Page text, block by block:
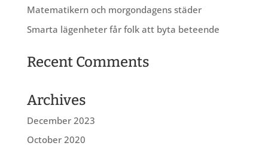
Matematikern och morgondagens städer
Smarta lägenheter får folk att byta beteende
Recent Comments
Archives
December 2023
October 2020